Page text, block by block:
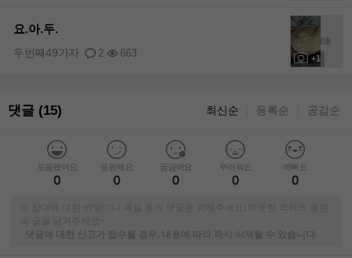
+1
요.아.두.
2 663
두번째49가자
댓글 (15) 최신순 등록순 공감순
도움됐어요
0
응원해요
0
궁금해요
0
부러워요
0
예뻐요
0
※ 상대에 대한 비방이나 욕설 등의 댓글은 피해주세요! 따뜻한 격려와 응원
-
댓글에 대한 신고가 접수될 경우, 내용에 따라 즉시 삭제될 수 있습니다.